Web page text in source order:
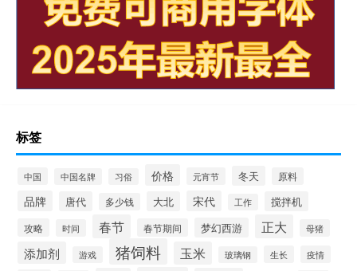
标签
中国 中国名牌 习俗 价格 元宵节 冬天 原料
品牌 唐代 多少钱 大北 宋代 工作 搅拌机
攻略 时间 春节 春节期间 梦幻西游 正大 母猪
添加剂 游戏 猪饲料 玉米 玻璃钢 生长 疫情